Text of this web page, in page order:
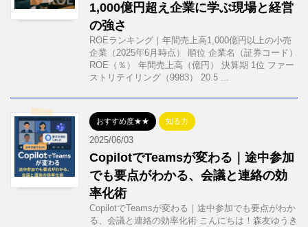
1,000億円超え企業に学ぶ現場と経営
の強さ
ROEランキング｜年間売上高1,000億円以上の小売
企業（2025年6月時点） 順位 企業名（証券コード）
ROE（％） 年間売上高（億円） 決算期 1位 ファー
ストリテイリング（9983） 20.5 ...
おすすめ度★★ 知る力
2025/06/03
CopilotでTeamsが変わる｜途中参加
でも要点がわかる、会議と連絡の効
率化術
CopilotでTeamsが変わる｜途中参加でも要点がわか
る、会議と連絡の効率化術 こんにちは！森友ゆうき